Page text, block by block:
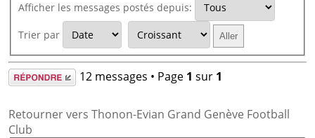
Afficher les messages postés depuis:
Trier par
Répondre 12 messages • Page 1 sur 1
Retourner vers Thonon-Evian Grand Genève Football
Club